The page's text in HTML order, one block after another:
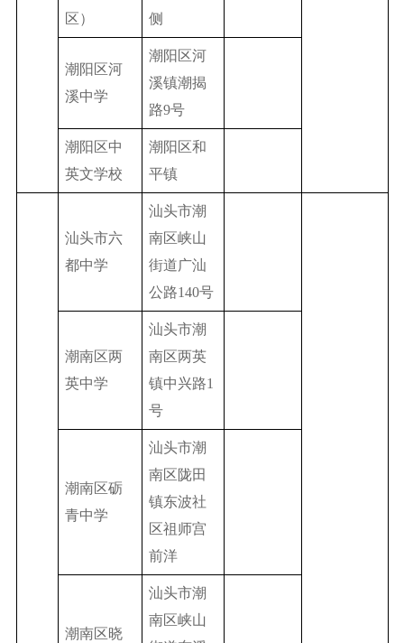
区）
侧
潮阳区河
溪中学
潮阳区河
溪镇潮揭
路9号
潮阳区中
英文学校
潮阳区和
平镇
汕头市六
都中学
汕头市潮
南区峡山
街道广汕
公路140号
潮南区两
英中学
汕头市潮
南区两英
镇中兴路1
号
潮南区砺
青中学
汕头市潮
南区陇田
镇东波社
区祖师宫
前洋
潮南区晓
汕头市潮
南区峡山